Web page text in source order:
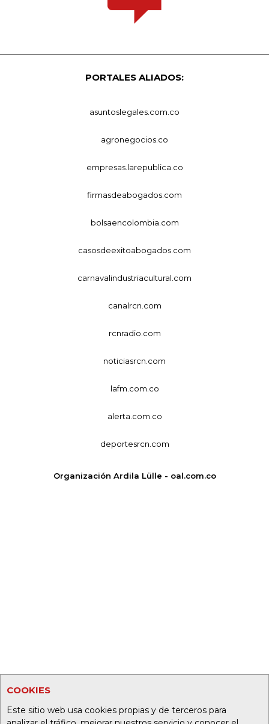
COOKIES
Este sitio web usa cookies propias y de terceros para
PORTALES ALIADOS:
asuntoslegales.com.co
agronegocios.co
empresas.larepublica.co
firmasdeabogados.com
bolsaencolombia.com
casosdeexitoabogados.com
carnavalindustriacultural.com
canalrcn.com
rcnradio.com
noticiasrcn.com
lafm.com.co
alerta.com.co
deportesrcn.com
Organización Ardila Lülle - oal.com.co